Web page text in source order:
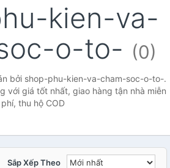
kien-va-
o-to- (0)
bởi shop-phu-kien-va-cham-soc-o-to-.
với giá tốt nhất, giao hàng tận nhà miễn
phí, thu hộ COD
Sắp Xếp Theo